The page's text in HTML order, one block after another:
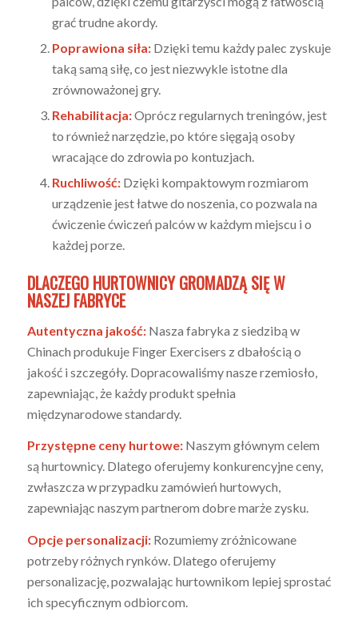
grać trudne akordy.
Poprawiona siła:Dzięki temu każdy palec zyskuje
taką samą siłę, co jest niezwykle istotne dla
zrównoważonej gry.
Rehabilitacja:Oprócz regularnych treningów, jest
to również narzędzie, po które sięgają osoby
wracające do zdrowia po kontuzjach.
Ruchliwość:Dzięki kompaktowym rozmiarom
urządzenie jest łatwe do noszenia, co pozwala na
ćwiczenie ćwiczeń palców w każdym miejscu i o
każdej porze.
DLACZEGO HURTOWNICY GROMADZĄ SIĘ W
NASZEJ FABRYCE
Autentyczna jakość:Nasza fabryka z siedzibą w
Chinach produkuje Finger Exercisers z dbałością o
jakość i szczegóły. Dopracowaliśmy nasze rzemiosło,
zapewniając, że każdy produkt spełnia
międzynarodowe standardy.
Przystępne ceny hurtowe:Naszym głównym celem
są hurtownicy. Dlatego oferujemy konkurencyjne ceny,
zwłaszcza w przypadku zamówień hurtowych,
zapewniając naszym partnerom dobre marże zysku.
Opcje personalizacji:Rozumiemy zróżnicowane
potrzeby różnych rynków. Dlatego oferujemy
personalizację, pozwalając hurtownikom lepiej sprostać
ich specyficznym odbiorcom.